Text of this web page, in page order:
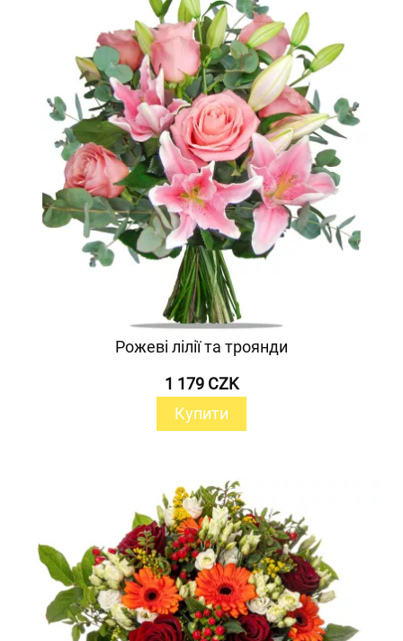
Рожеві лілії та троянди
1 179 CZK
Купити